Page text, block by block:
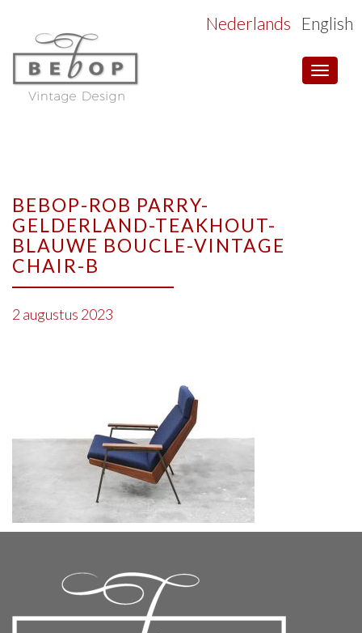
Toggle
Nederlands English
BEBOP-ROB PARRY-
GELDERLAND-TEAKHOUT-
BLAUWE BOUCLE-VINTAGE
CHAIR-B
2 augustus 2023